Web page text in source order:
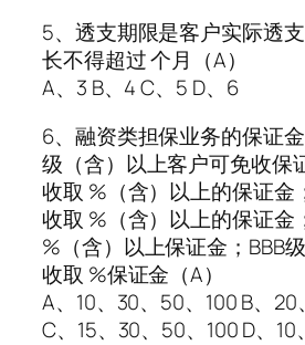
5、透支期限是客户实际透
长不得超过 个月（A）
A、3 B、4 C、5 D、6
6、融资类担保业务的保证
级（含）以上客户可免收保
收取 %（含）以上的保证金
收取 %（含）以上的保证金
%（含）以上保证金；BBB
收取 %保证金（A）
A、10、30、50、100 B、
C、15、30、50、100 D、